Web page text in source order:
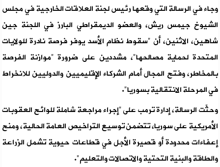
وجاء في الرسالة التي وقعها رئيس لجنة العلاقات الخارجية في مجلس
الشيوخ جيمس ريش، والعضو الديمقراطي البارز في اللجنة جين
شاهين، الاثنين، أن "سقوط نظام الأسد يوفر فرصة نادرة للولايات
المتحدة لحماية مصالحها"، مشددين على ضرورة "موازنة الفرصة
بالمخاطر، وفتح المجال أمام الشركاء الإقليميين والدوليين للانخراط
في المرحلة الانتقالية بسوريا".
وحثّت الرسالة، إدارة ترمب على "إجراء مراجعة شاملة للوائح العقوبات
الأمريكية على سوريا، تتضمن توسيع التراخيص العامة الحالية، ومنح
إعفاءات محدودة أو قصيرة الأجل في قطاعات حيوية تشمل الزراعة
والطاقة والبنية التحتية والاتصالات والتعليم".